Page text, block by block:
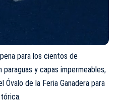
para los cientos de
y capas impermeables,
Óvalo de la Feria Ganadera para